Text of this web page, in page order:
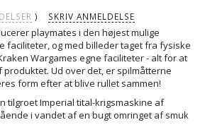
SKRIV ANMELDELSE
playmates i den højest mulige
faciliteter, og med billeder taget fra fysiske
Wargames egne faciliteter - alt for at
Ud over det, er spilmåtterne
form efter at blive rullet sammen!
tilgroet Imperial tital-krigsmaskine af
i vandet af en bugt omringet af smuk